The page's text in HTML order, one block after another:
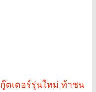
ตเตอร์รุ่นใหม่ ท้าชน